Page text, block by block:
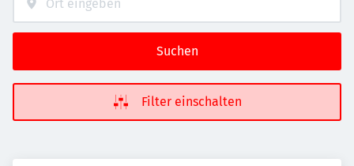
Suchen
Filter einschalten